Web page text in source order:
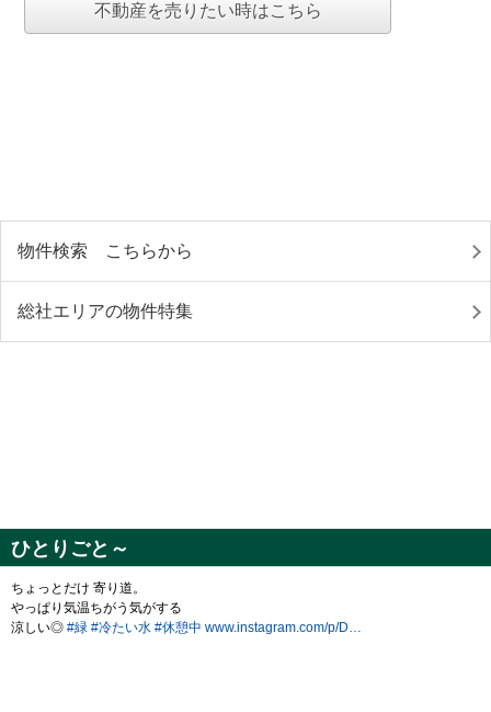
不動産を売りたい時はこちら
物件検索 こちらから
総社エリアの物件特集
ひとりごと～